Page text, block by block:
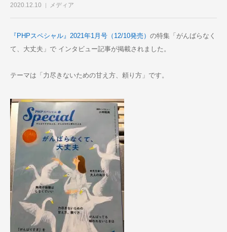
2020.12.10 メディア
『PHPスペシャル』2021年1月号（12/10発売） の特集「がんばらなく
て、大丈夫」で インタビュー記事が掲載されました。
テーマは「力尽きないための甘え方、頼り方」です。